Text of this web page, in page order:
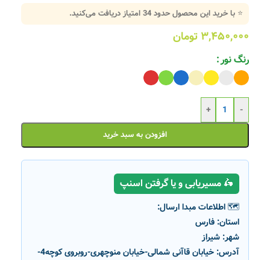
⭐ با خرید این محصول حدود34امتیاز دریافت می‌کنید.
۳,۴۵۰,۰۰۰ تومان
رنگ نور
-
+
افزودن به سبد خرید
🛵 مسیریابی و یا گرفتن اسنپ
🗺️ اطلاعات مبدا ارسال:
استان: فارس
شهر: شیراز
آدرس:
خیابان قاآنی شمالی-خیابان منوچهری-روبروی کوچه4-